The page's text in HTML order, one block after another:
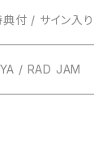
付 / サイン入り
/ RAD JAM